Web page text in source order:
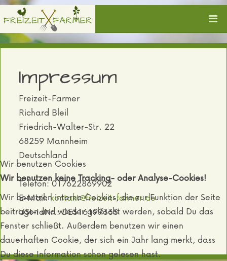
Impressum
Freizeit-Farmer
Richard Bleil
Friedrich-Walter-Str. 22
68259 Mannheim
Deutschland
Telefon: 017622869902
E-Mail:kontakt@freizeit-farmer.de
USt-IdNr.: DE316199333
Wir benutzen Cookies
Wir benutzen keine Tracking- oder Analyse-Cookies!
Wir benutzen interne Cookies, die zur Funktion der Seite
beitragen und wieder gelöscht werden, sobald Du das
Fenster schließt. Außerdem benutzen wir einen
dauerhaften Cookie, der sich ein Jahr lang merkt, dass
Du diese Information schon gelesen hast.